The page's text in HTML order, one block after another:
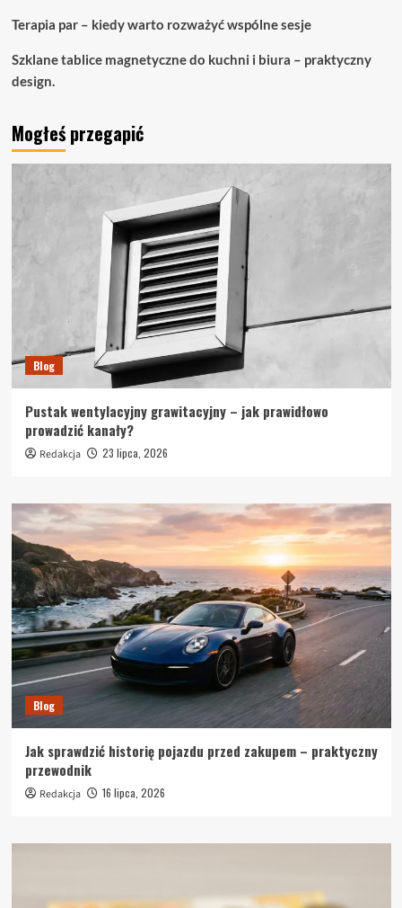
Terapia par – kiedy warto rozważyć wspólne sesje
Szklane tablice magnetyczne do kuchni i biura – praktyczny
design.
Mogłeś przegapić
Blog
Pustak wentylacyjny grawitacyjny – jak prawidłowo
prowadzić kanały?
Redakcja 23 lipca, 2026
Blog
Jak sprawdzić historię pojazdu przed zakupem – praktyczny
przewodnik
Redakcja 16 lipca, 2026